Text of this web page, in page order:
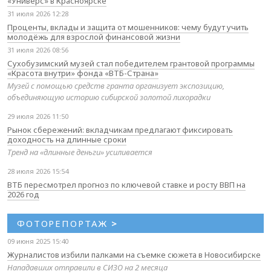
31 июля 2026 12:28
Проценты, вклады и защита от мошенников: чему будут учить
молодёжь для взрослой финансовой жизни
31 июля 2026 08:56
Сухобузимский музей стал победителем грантовой программы
«Красота внутри» фонда «ВТБ-Страна»
Музей с помощью средств гранта организует экспозицию,
объединяющую историю сибирской золотой лихорадки
29 июля 2026 11:50
Рынок сбережений: вкладчикам предлагают фиксировать
доходность на длинные сроки
Тренд на «длинные деньги» усиливается
28 июля 2026 15:54
ВТБ пересмотрел прогноз по ключевой ставке и росту ВВП на
2026 год
ФОТОРЕПОРТАЖ >
09 июня 2025 15:40
Журналистов избили палками на съемке сюжета в Новосибирске
Нападавших отправили в СИЗО на 2 месяца